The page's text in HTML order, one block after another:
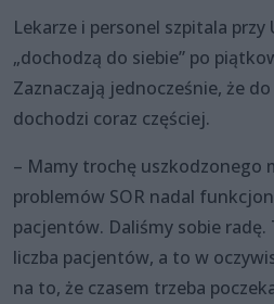
Lekarze i personel szpitala przy
„dochodzą do siebie” po
Zaznaczają jednocześnie, że
dochodzi coraz częściej.
– Mamy trochę uszkodzonego
problemów SOR nadal
pacjentów. Daliśmy sobie
liczba pacjentów, a to w
na to, że czasem trzeba